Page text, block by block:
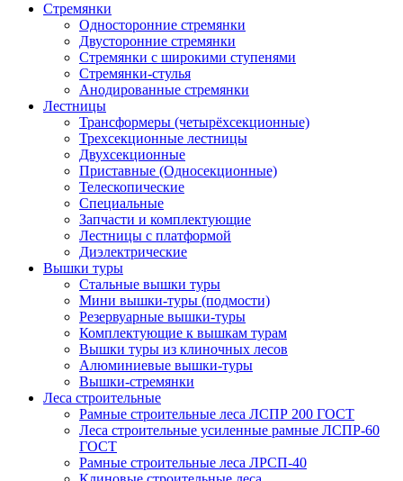
Стремянки
Односторонние стремянки
Двусторонние стремянки
Стремянки с широкими ступенями
Стремянки-стулья
Анодированные стремянки
Лестницы
Трансформеры (четырёхсекционные)
Трехсекционные лестницы
Двухсекционные
Приставные (Односекционные)
Телескопические
Специальные
Запчасти и комплектующие
Лестницы с платформой
Диэлектрические
Вышки туры
Стальные вышки туры
Мини вышки-туры (подмости)
Резервуарные вышки-туры
Комплектующие к вышкам турам
Вышки туры из клиночных лесов
Алюминиевые вышки-туры
Вышки-стремянки
Леса строительные
Рамные строительные леса ЛСПР 200 ГОСТ
Леса строительные усиленные рамные ЛСПР-60
ГОСТ
Рамные строительные леса ЛРСП-40